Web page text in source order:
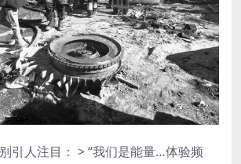
引人注目： > “我们是能量…体验频